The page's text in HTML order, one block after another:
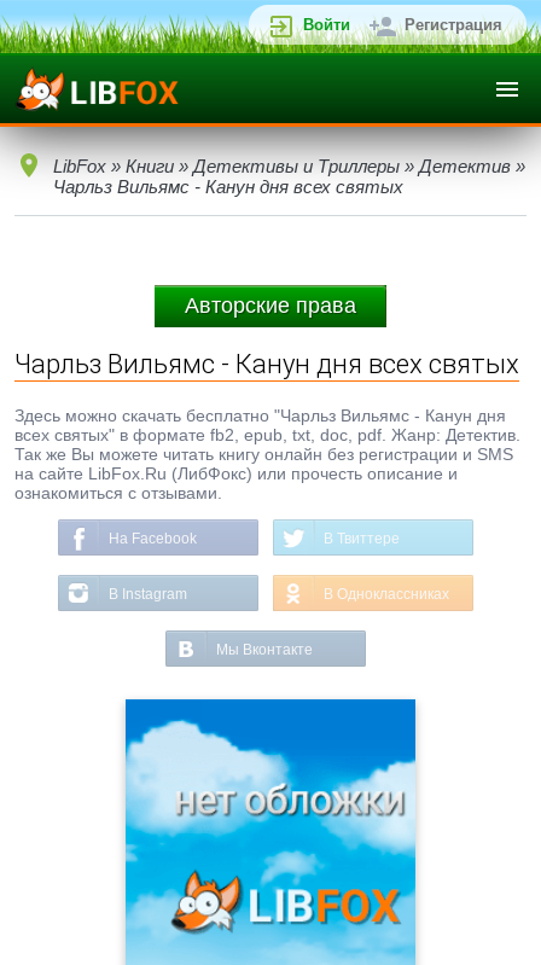
Войти Регистрация
LibFox » Книги » Детективы и Триллеры » Детектив »
Чарльз Вильямс - Канун дня всех святых
Авторские права
Чарльз Вильямс - Канун дня всех святых
Здесь можно скачать бесплатно "Чарльз Вильямс - Канун дня
всех святых" в формате fb2, epub, txt, doc, pdf. Жанр: Детектив.
Так же Вы можете читать книгу онлайн без регистрации и SMS
на сайте LibFox.Ru (ЛибФокс) или прочесть описание и
ознакомиться с отзывами.
На Facebook В Твиттере
В Instagram В Одноклассниках
Мы Вконтакте